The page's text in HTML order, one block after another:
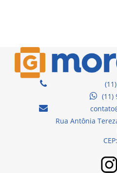
(11)
Rua Antônia